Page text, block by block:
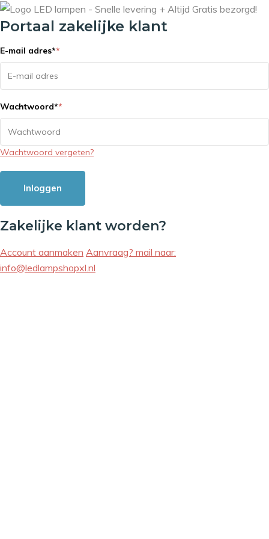
Portaal zakelijke klant
E-mail adres**
Wachtwoord**
Wachtwoord vergeten?
Inloggen
Zakelijke klant worden?
Account aanmaken Aanvraag? mail naar:
info@ledlampshopxl.nl